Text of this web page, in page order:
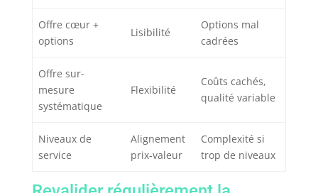
Offre cœur +
options
Lisibilité
Options mal
cadrées
Offre sur-
mesure
systématique
Flexibilité
Coûts cachés,
qualité variable
Niveaux de
service
Alignement
prix-valeur
Complexité si
trop de niveaux